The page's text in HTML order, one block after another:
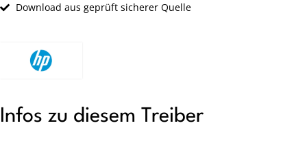
Download aus geprüft sicherer Quelle
Infos zu diesem Treiber